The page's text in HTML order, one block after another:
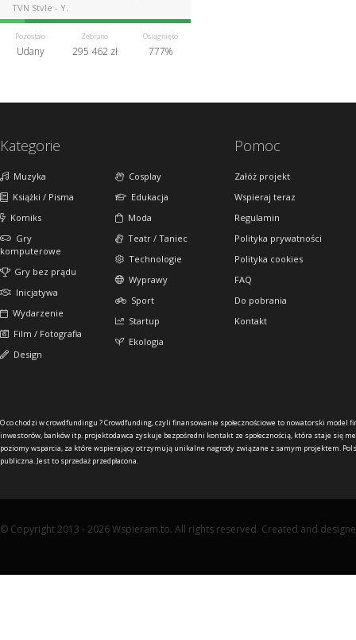
TVN Style - Y.
Pozostało
Udany
Zebrano
295 462 zł
Osiągnięto
777%
Kategorie
Muzyka
Książki / Pisma
Komiks
Gry
komputerowe
Gry bez prądu
Inicjatywa
Wydarzenie
Film / Fotografia
Design
Cosplay
Edukacja
Moda
Teatr / Taniec
Technologie
Wyprawy
Sport
Startup
Ekologia
Pomoc
Załóż projekt
Wspieraj teraz
Regulamin
Polityka prywatności
Polityka cookies
FAQ
Do pobrania
Kontakt
O co chodzi w crowdfundingu ?Crowdfunding, czyli finansowanie społecznościowe to nowatorski model
inwestorów, banków itp. projektodawca zyskuje bezpośredni kontakt ze społecznością, która staje się
poziomy wsparcia, za które wspierający otrzymują unikalne nagrody związane z samym projektem.
publiczna. Jest to sprzedaż przedpłacona.
© Copyright 2013 - 2026 Wspieram.to. All rights reserved. Created and